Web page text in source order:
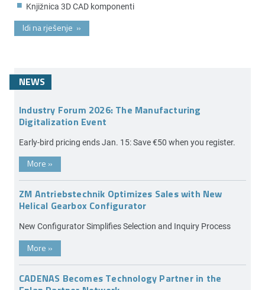
Knjižnica 3D CAD komponenti
Idi na rješenje »
NEWS
Industry Forum 2026: The Manufacturing
Digitalization Event
Early-bird pricing ends Jan. 15: Save €50 when you register.
More »
ZM Antriebstechnik Optimizes Sales with New
Helical Gearbox Configurator
New Configurator Simplifies Selection and Inquiry Process
More »
CADENAS Becomes Technology Partner in the